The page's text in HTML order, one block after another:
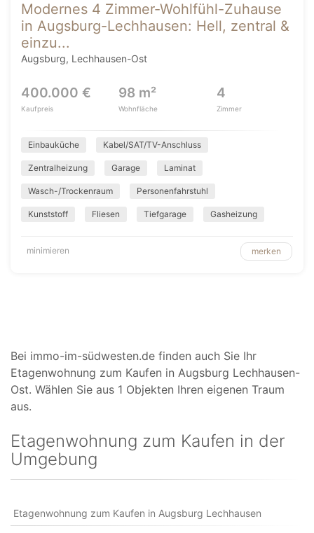
Modernes 4 Zimmer-Wohlfühl-Zuhause
in Augsburg-Lechhausen: Hell, zentral &
einzu...
Augsburg, Lechhausen-Ost
400.000 €
Kaufpreis
98 m²
Wohnfläche
4
Zimmer
Einbauküche Kabel/SAT/TV-Anschluss
Zentralheizung Garage Laminat
Wasch-/Trockenraum Personenfahrstuhl
Kunststoff Fliesen Tiefgarage Gasheizung
minimieren merken
Bei immo-im-südwesten.de finden auch Sie Ihr
Etagenwohnung zum Kaufen in Augsburg Lechhausen-
Ost. Wählen Sie aus 1 Objekten Ihren eigenen Traum
aus.
Etagenwohnung zum Kaufen in der
Umgebung
Etagenwohnung zum Kaufen in Augsburg Lechhausen